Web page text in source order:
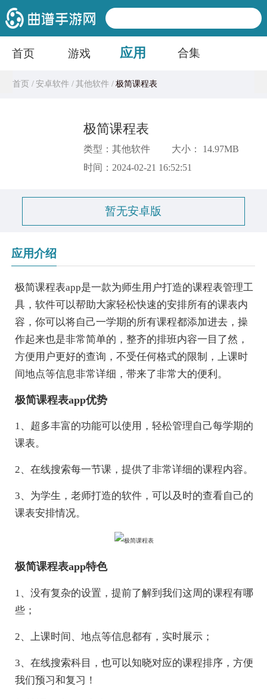
首页 游戏 应用 合集
首页 /安卓软件 /其他软件 /极简课程表
极简课程表
类型：其他软件
大小： 14.97MB
时间：2024-02-21 16:52:51
暂无安卓版
应用介绍
极简课程表app是一款为师生用户打造的课程表管理工
具，软件可以帮助大家轻松快速的安排所有的课表内
容，你可以将自己一学期的所有课程都添加进去，操
作起来也是非常简单的，整齐的排班内容一目了然，
方便用户更好的查询，不受任何格式的限制，上课时
间地点等信息非常详细，带来了非常大的便利。
极简课程表app优势
1、超多丰富的功能可以使用，轻松管理自己每学期的
课表。
2、在线搜索每一节课，提供了非常详细的课程内容。
3、为学生，老师打造的软件，可以及时的查看自己的
课表安排情况。
极简课程表app特色
1、没有复杂的设置，提前了解到我们这周的课程有哪
些；
2、上课时间、地点等信息都有，实时展示；
3、在线搜索科目，也可以知晓对应的课程排序，方便
我们预习和复习！